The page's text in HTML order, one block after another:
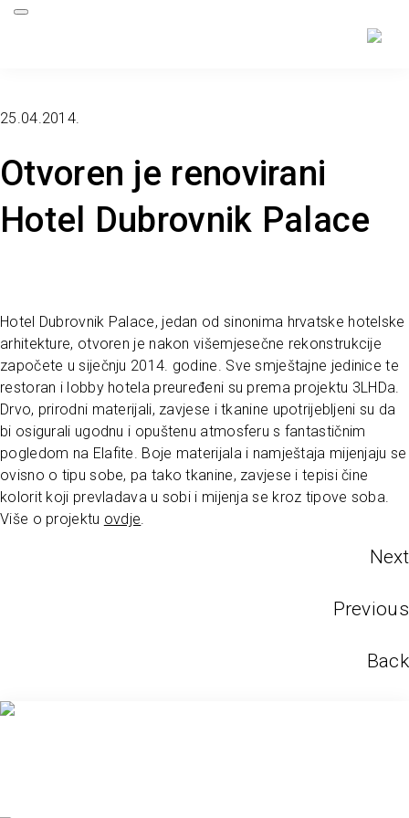
Otvoren je renovirani
Hotel Dubrovnik Palace
25.04.2014.
Hotel Dubrovnik Palace, jedan od sinonima hrvatske hotelske
arhitekture, otvoren je nakon višemjesečne rekonstrukcije
započete u siječnju 2014. godine. Sve smještajne jedinice te
restoran i lobby hotela preuređeni su prema projektu 3LHDa.
Drvo, prirodni materijali, zavjese i tkanine upotrijebljeni su da
bi osigurali ugodnu i opuštenu atmosferu s fantastičnim
pogledom na Elafite. Boje materijala i namještaja mijenjaju se
ovisno o tipu sobe, pa tako tkanine, zavjese i tepisi čine
kolorit koji prevladava u sobi i mijenja se kroz tipove soba.
Više o projektu ovdje
Next
Previous
Back